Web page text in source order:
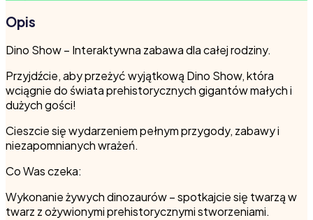
Opis
Dino Show – Interaktywna zabawa dla całej rodziny.
Przyjdźcie, aby przeżyć wyjątkową Dino Show, która
wciągnie do świata prehistorycznych gigantów małych i
dużych gości!
Cieszcie się wydarzeniem pełnym przygody, zabawy i
niezapomnianych wrażeń.
Co Was czeka:
Wykonanie żywych dinozaurów – spotkajcie się twarzą w
twarz z ożywionymi prehistorycznymi stworzeniami.